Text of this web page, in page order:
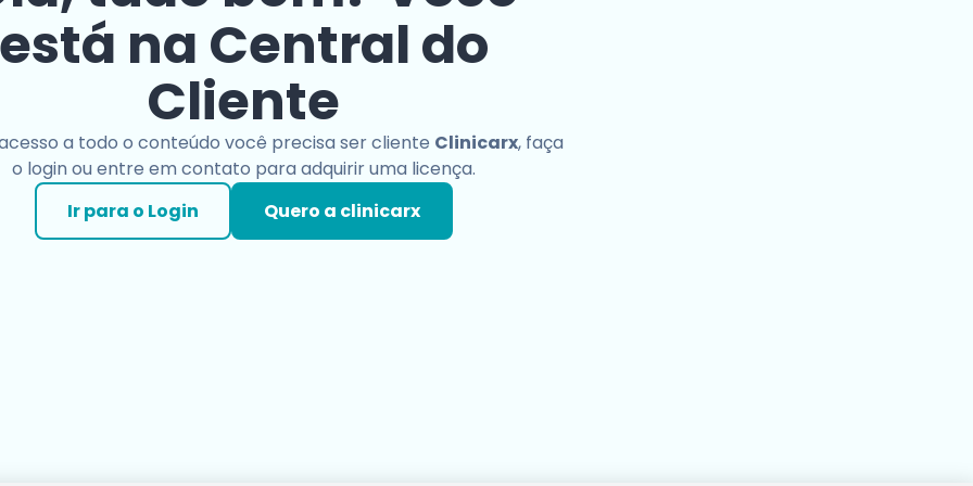
está na Central do
Cliente
a todo o conteúdo você precisa ser cliente Clinicarx, faça
o login ou entre em contato para adquirir uma licença.
Ir para o Login
Quero a clinicarx